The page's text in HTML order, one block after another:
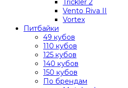
Trickler 2
Vento Riva II
Vortex
Питбайки
49 кубов
110 кубов
125 кубов
140 кубов
150 кубов
По брендам